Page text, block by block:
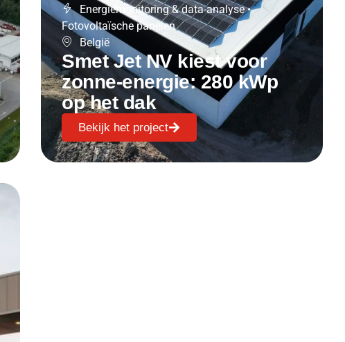
Energiemonitoring & data-analyse •
Fotovoltaïsche panelen
België
Smet Jet NV kiest voor
zonne-energie: 280 kWp
op het dak
Bekijk het project